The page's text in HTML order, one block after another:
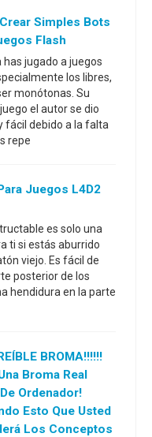
Simples Bots
Flash
has jugado a juegos
los libres,
monótonas. Su
el autor se dio
fácil debido a la falta
repe
Juegos L4D2
es solo una
ti si estás aburrido
viejo. Es fácil de
posterior de los
hendidura en la parte
BROMA!!!!!!
Broma Real
Ordenador!
Esto Que Usted
Los Conceptos